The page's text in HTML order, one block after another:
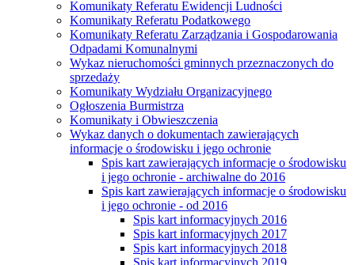
Komunikaty Referatu Ewidencji Ludności
Komunikaty Referatu Podatkowego
Komunikaty Referatu Zarządzania i Gospodarowania
Odpadami Komunalnymi
Wykaz nieruchomości gminnych przeznaczonych do
sprzedaży
Komunikaty Wydziału Organizacyjnego
Ogłoszenia Burmistrza
Komunikaty i Obwieszczenia
Wykaz danych o dokumentach zawierających
informacje o środowisku i jego ochronie
Spis kart zawierających informacje o środowisku
i jego ochronie - archiwalne do 2016
Spis kart zawierających informacje o środowisku
i jego ochronie - od 2016
Spis kart informacyjnych 2016
Spis kart informacyjnych 2017
Spis kart informacyjnych 2018